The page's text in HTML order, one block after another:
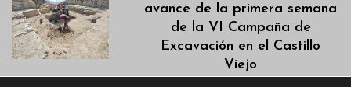
avance de la primera semana
de la VI Campaña de
Excavación en el Castillo
Viejo